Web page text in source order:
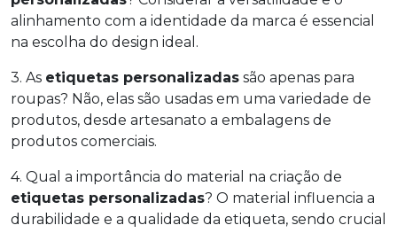
alinhamento com a identidade da marca é essencial
na escolha do design ideal.
3. As etiquetas personalizadas são apenas para
roupas? Não, elas são usadas em uma variedade de
produtos, desde artesanato a embalagens de
produtos comerciais.
4. Qual a importância do material na criação de
etiquetas personalizadas? O material influencia a
durabilidade e a qualidade da etiqueta, sendo crucial